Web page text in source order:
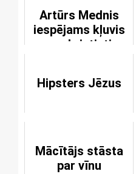
Artūrs Mednis
iespējams kļuvis
par kristieti
Hipsters Jēzus
Mācītājs stāsta
par vīnu